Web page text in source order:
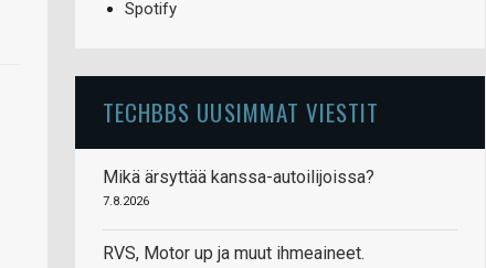
Spotify
TECHBBS UUSIMMAT VIESTIT
Mikä ärsyttää kanssa-autoilijoissa?
7.8.2026
RVS, Motor up ja muut ihmeaineet.